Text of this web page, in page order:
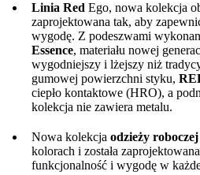
Linia Red Ego, nowa kolekcja
zaprojektowana tak, aby
wygodę. Z podeszwami
Essence, materiału nowej
wygodniejszy i lżejszy niż
gumowej powierzchni styku,
ciepło kontaktowe (HRO), a
kolekcja nie zawiera metalu.
Nowa kolekcja odzieży roboczej
kolorach i została
funkcjonalność i wygodę w